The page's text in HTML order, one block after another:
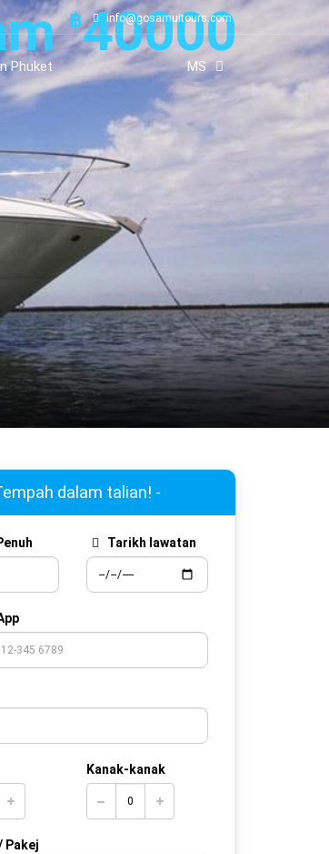
info@gosamuitours.com
Phuket MS
฿40000
dalam talian! -
Tarikh lawatan
Kanak-kanak
Pakej